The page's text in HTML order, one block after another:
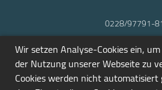
0228/97791-
© 2001-2026
Wir setzen Analyse-Cookies ein,
der Nutzung unserer Webseite zu
Cookies werden nicht